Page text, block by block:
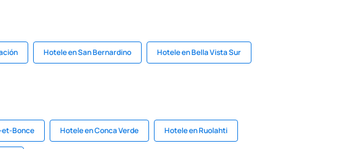
Hotele en San Bernardino Hotele en Bella Vista Sur
et-Bonce Hotele en Conca Verde Hotele en Ruolahti